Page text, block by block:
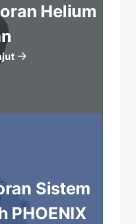
Helium
Sistem
PHOENIX